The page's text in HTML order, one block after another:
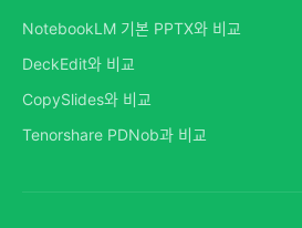
NotebookLM 기본 PPTX와 비교
DeckEdit와 비교
CopySlides와 비교
Tenorshare PDNob과 비교